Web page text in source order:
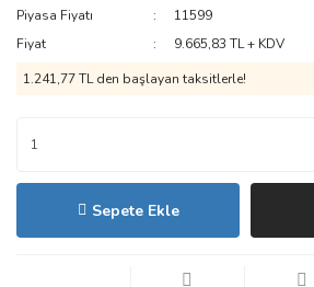
Piyasa Fiyatı
11599
Fiyat
9.665,83 TL + KDV
1.241,77 TL den başlayan taksitlerle!
Sepete Ekle